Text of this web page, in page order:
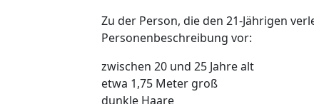
Zu der Person, die den 21-Jährigen
Personenbeschreibung vor:
zwischen 20 und 25 Jahre alt
etwa 1,75 Meter groß
dunkle Haare